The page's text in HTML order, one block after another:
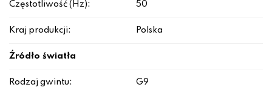
Częstotliwość (Hz): 50
Kraj produkcji: Polska
Źródło światła
Rodzaj gwintu: G9